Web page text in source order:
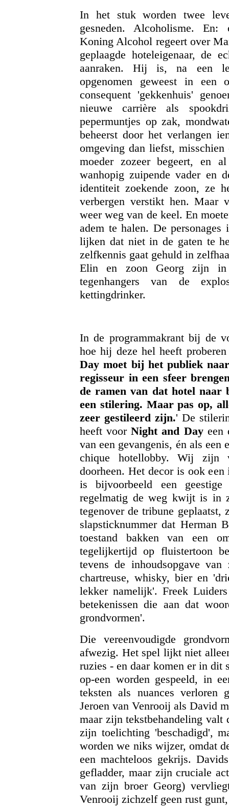
In het stuk worden twee
gesneden. Alcoholisme. En:
Koning Alcohol regeert over
geplaagde hoteleigenaar, de
aanraken. Hij is, na een
opgenomen geweest in een
consequent 'gekkenhuis'
nieuwe carrière als
pepermuntjes op zak,
beheerst door het verlangen
omgeving dan liefst,
moeder zozeer begeert, en
wanhopig zuipende vader en
identiteit zoekende zoon, ze
verbergen verstikt hen. Maar
weer weg van de keel. En
adem te halen. De
lijken dat niet in de gaten te
zelfkennis gaat gehuld in
Elin en zoon Georg zijn in
tegenhangers van de
kettingdrinker.
In de programmakrant bij de
hoe hij deze hel heeft
Day moet bij het publiek
regisseur in een sfeer
de ramen van dat hotel naar
een stilering. Maar pas op,
zeer gestileerd zijn.' De
heeft voorNight and Dayeen
van een gevangenis, én als
chique hotellobby. Wij zijn
doorheen. Het decor is ook
is bijvoorbeeld een
regelmatig de weg kwijt is in
tegenover de tribune geplaatst,
slapsticknummer dat Herman
toestand bakken van een
tegelijkertijd op fluistertoon
tevens de inhoudsopgave
chartreuse, whisky, bier en
lekker namelijk'. Freek
betekenissen die aan dat
grondvormen'.
Die vereenvoudigde
afwezig. Het spel lijkt niet
ruzies - en daar komen er in dit
op-een worden gespeeld, in
teksten als nuances verloren
Jeroen van Venrooij als David
maar zijn tekstbehandeling
zijn toelichting 'beschadigd',
worden we niks wijzer, omdat
een machteloos gekrijs.
gefladder, maar zijn cruciale
van zijn broer Georg)
Venrooij zichzelf geen rust